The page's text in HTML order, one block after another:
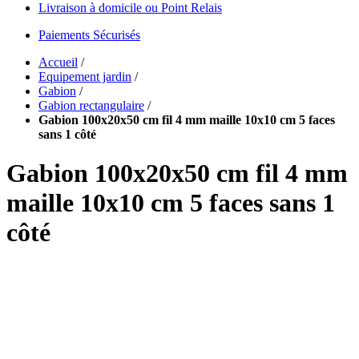
Livraison à domicile ou Point Relais
Paiements Sécurisés
Accueil /
Equipement jardin /
Gabion /
Gabion rectangulaire /
Gabion 100x20x50 cm fil 4 mm maille 10x10 cm 5 faces
sans 1 côté
Gabion 100x20x50 cm fil 4 mm
maille 10x10 cm 5 faces sans 1
côté